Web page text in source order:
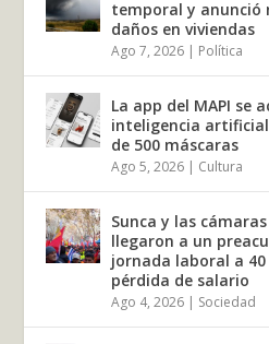
temporal y anunció
daños en viviendas
Ago 7, 2026 | Política
La app del MAPI se
inteligencia
de 500 máscaras
Ago 5, 2026 | Cultura
Sunca y las
llegaron a un
jornada laboral a
pérdida de salario
Ago 4, 2026 | Sociedad